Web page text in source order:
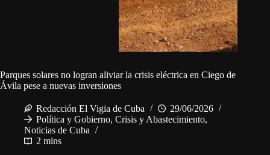
Parques solares no logran aliviar la crisis eléctrica en Ciego de
Ávila pese a nuevas inversiones
Redacción El Vigia de Cuba
29/06/2026
Política y Gobierno, Crisis y Abastecimiento,
Noticias de Cuba
2 mins